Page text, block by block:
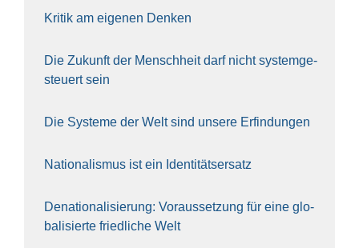
Kri­tik am eige­nen Den­ken
Die Zukunft der Mensch­heit darf nicht sys­tem­ge­
steu­ert sein
Die Sys­te­me der Welt sind unse­re Erfin­dun­gen
Natio­na­lis­mus ist ein Iden­ti­täts­er­satz
Dena­tio­na­li­sie­rung: Vor­aus­set­zung für eine glo­
ba­li­sier­te fried­li­che Welt